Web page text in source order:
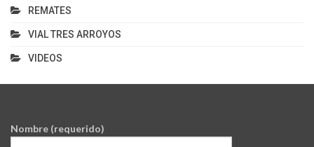
REMATES
VIAL TRES ARROYOS
VIDEOS
Nombre (requerido)